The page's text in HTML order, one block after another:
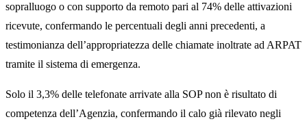
sopralluogo o con supporto da remoto pari al 74% delle attivazioni
ricevute, confermando le percentuali degli anni precedenti, a
testimonianza dell’appropriatezza delle chiamate inoltrate ad ARPAT
tramite il sistema di emergenza.
Solo il 3,3% delle telefonate arrivate alla SOP non è risultato di
competenza dell’Agenzia, confermando il calo già rilevato negli